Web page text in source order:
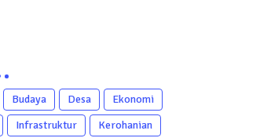
Budaya Desa
Ekonomi
Infrastruktur
Kerohanian